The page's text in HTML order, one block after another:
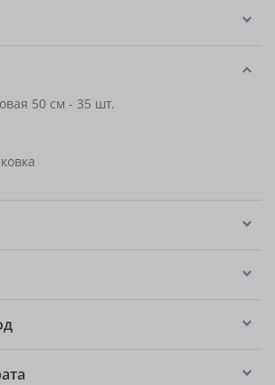
50 см - 35 шт.